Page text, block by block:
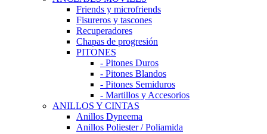
Friends y microfriends
Fisureros y tascones
Recuperadores
Chapas de progresión
PITONES
- Pitones Duros
- Pitones Blandos
- Pitones Semiduros
- Martillos y Accesorios
ANILLOS Y CINTAS
Anillos Dyneema
Anillos Poliester / Poliamida